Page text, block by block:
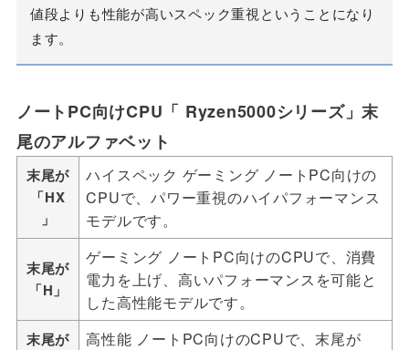
値段よりも性能が高いスペック重視ということになり
ます。
ノートPC向けCPU「 Ryzen5000シリーズ」末
尾のアルファベット
末尾が
「HX
」
ハイスペック ゲーミング ノートPC向けの
CPUで、パワー重視のハイパフォーマンス
モデルです。
末尾が
「H」
ゲーミング ノートPC向けのCPUで、消費
電力を上げ、高いパフォーマンスを可能と
した高性能モデルです。
末尾が
高性能 ノートPC向けのCPUで、末尾が